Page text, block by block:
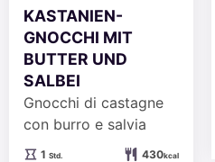
KASTANIEN-
GNOCCHI MIT
BUTTER UND
SALBEI
Gnocchi di castagne
con burro e salvia
1Stunde
Std. 430kcal